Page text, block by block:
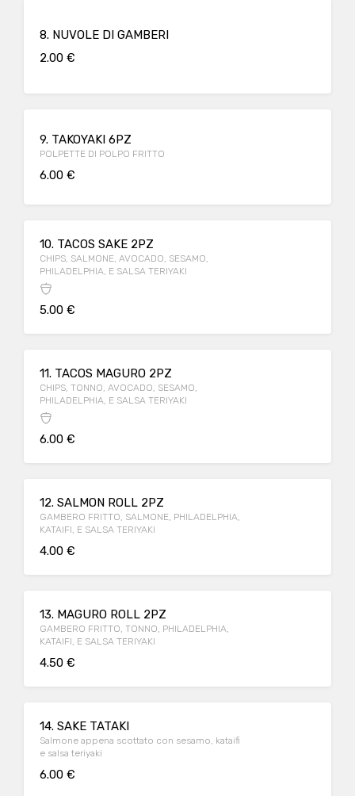
8. NUVOLE DI GAMBERI
2.00 €
9. TAKOYAKI 6PZ
POLPETTE DI POLPO FRITTO
6.00 €
10. TACOS SAKE 2PZ
CHIPS, SALMONE, AVOCADO, SESAMO,
PHILADELPHIA, E SALSA TERIYAKI
5.00 €
11. TACOS MAGURO 2PZ
CHIPS, TONNO, AVOCADO, SESAMO,
PHILADELPHIA, E SALSA TERIYAKI
6.00 €
12. SALMON ROLL 2PZ
GAMBERO FRITTO, SALMONE, PHILADELPHIA,
KATAIFI, E SALSA TERIYAKI
4.00 €
13. MAGURO ROLL 2PZ
GAMBERO FRITTO, TONNO, PHILADELPHIA,
KATAIFI, E SALSA TERIYAKI
4.50 €
14. SAKE TATAKI
Salmone appena scottato con sesamo, kataifi
e salsa teriyaki
6.00 €